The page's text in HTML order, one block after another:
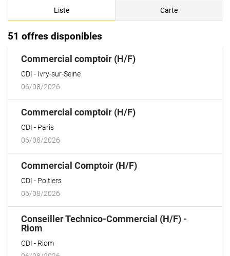
Liste Carte
51 offres disponibles
Commercial comptoir (H/F)(Nouvelle
CDI
Ivry-sur-Seine
06/08/2026
Commercial comptoir (H/F)(Nouvelle
CDI
Paris
06/08/2026
Commercial Comptoir (H/F)(Nouvelle
CDI
Poitiers
06/08/2026
Conseiller Technico-Commercial (H/F) -
Riom
CDI
Riom